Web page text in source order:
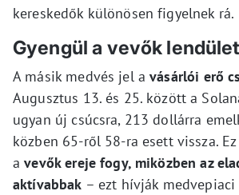
kereskedők különösen figyelnek rá.
Gyengül a vevők
A másik medvés jel avásárlói erő
Augusztus 13. és 25. között a
ugyan új csúcsra, 213 dollárra
közben 65-ről 58-ra esett vissza.
avevők ereje fogy, miközben az
aktívabbak – ezt hívják